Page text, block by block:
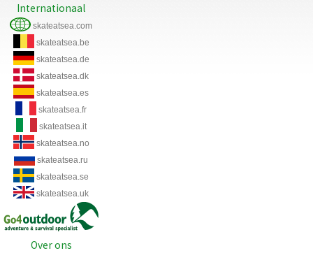
Internationaal
skateatsea.com
skateatsea.be
skateatsea.de
skateatsea.dk
skateatsea.es
skateatsea.fr
skateatsea.it
skateatsea.no
skateatsea.ru
skateatsea.se
skateatsea.uk
Over ons